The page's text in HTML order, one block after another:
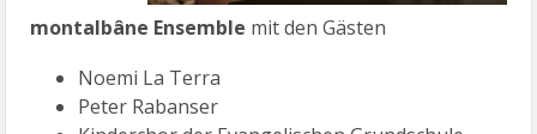
montalbâne Ensemble mit den Gästen
Noemi La Terra
Peter Rabanser